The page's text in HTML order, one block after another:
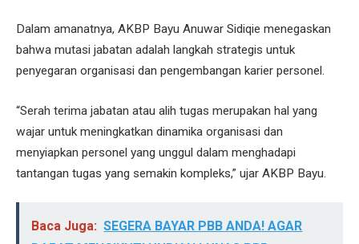
Dalam amanatnya, AKBP Bayu Anuwar Sidiqie menegaskan
bahwa mutasi jabatan adalah langkah strategis untuk
penyegaran organisasi dan pengembangan karier personel.
“Serah terima jabatan atau alih tugas merupakan hal yang
wajar untuk meningkatkan dinamika organisasi dan
menyiapkan personel yang unggul dalam menghadapi
tantangan tugas yang semakin kompleks,” ujar AKBP Bayu.
Baca Juga: SEGERA BAYAR PBB ANDA! AGAR